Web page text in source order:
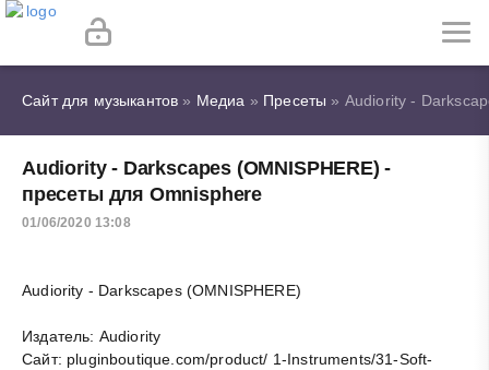
Сайт для музыкантов » Медиа » Пресеты » Audiority -
Audiority - Darkscapes (OMNISPHERE) -
пресеты для Omnisphere
01/06/2020 13:08
Audiority - Darkscapes (OMNISPHERE)
Издатель: Audiority
Сайт: pluginboutique.com/product/ 1-Instruments/31-Soft-